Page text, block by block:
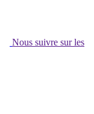
Nous suivre sur les